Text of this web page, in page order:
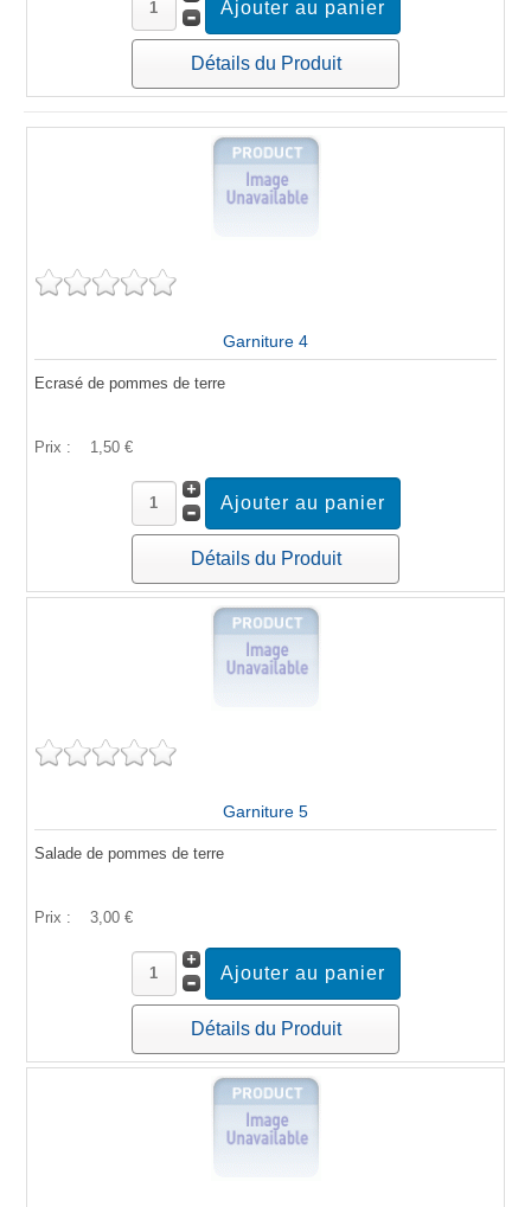
Détails du Produit
Garniture 4
Ecrasé de pommes de terre
Prix : 1,50 €
Détails du Produit
Garniture 5
Salade de pommes de terre
Prix : 3,00 €
Détails du Produit